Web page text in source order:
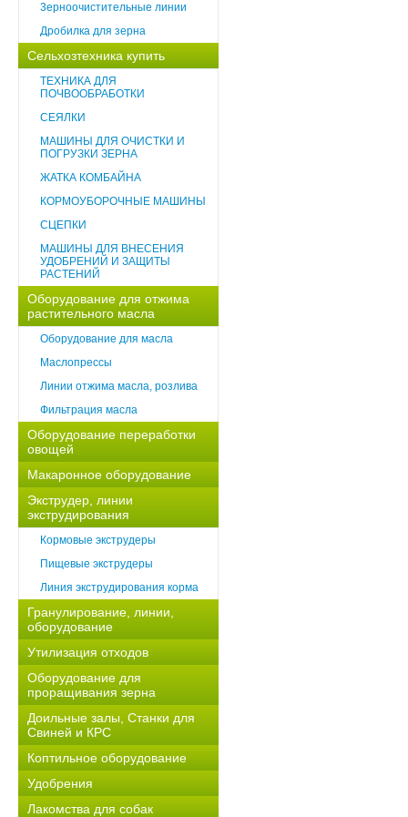
3ерноочистительные линии
Дробилка для зерна
Сельхозтехника купить
ТЕХНИКА ДЛЯ
ПОЧВООБРАБОТКИ
СЕЯЛКИ
МАШИНЫ ДЛЯ ОЧИСТКИ И
ПОГРУЗКИ ЗЕРНА
ЖАТКА КОМБАЙНА
КОРМОУБОРОЧНЫЕ МАШИНЫ
СЦЕПКИ
МАШИНЫ ДЛЯ ВНЕСЕНИЯ
УДОБРЕНИЙ И ЗАЩИТЫ
РАСТЕНИЙ
Оборудование для отжима
растительного масла
Оборудование для масла
Маслопрессы
Линии отжима масла, розлива
Фильтрация масла
Оборудование переработки
овощей
Макаронное оборудование
Экструдер, линии
экструдирования
Кормовые экструдеры
Пищевые экструдеры
Линия экструдирования корма
Гранулирование, линии,
оборудование
Утилизация отходов
Оборудование для
проращивания зерна
Доильные залы, Станки для
Свиней и КРС
Коптильное оборудование
Удобрения
Лакомства для собак